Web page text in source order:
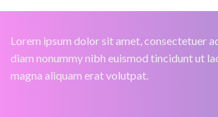
Lorem ipsum dolor sit amet, consectetuer
diam nonummy nibh euismod tincidunt ut
magna aliquam erat volutpat.